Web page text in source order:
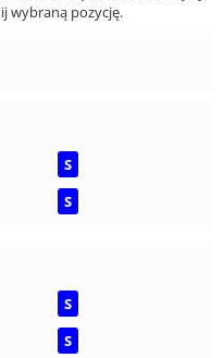
wybraną pozycję.
S
S
S
S